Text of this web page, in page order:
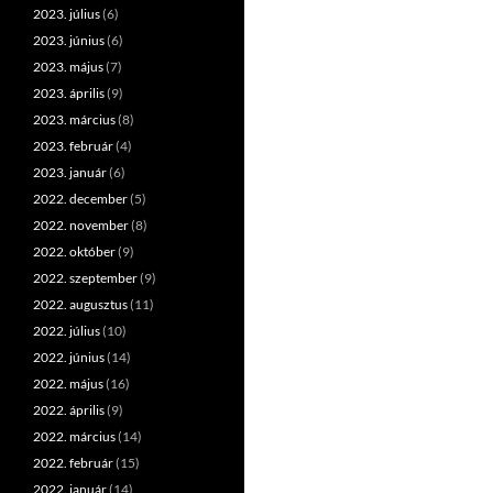
2023. július(6)
2023. június(6)
2023. május(7)
2023. április(9)
2023. március(8)
2023. február(4)
2023. január(6)
2022. december(5)
2022. november(8)
2022. október(9)
2022. szeptember(9)
2022. augusztus(11)
2022. július(10)
2022. június(14)
2022. május(16)
2022. április(9)
2022. március(14)
2022. február(15)
2022. január(14)